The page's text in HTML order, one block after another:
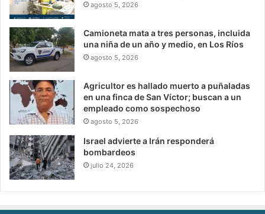
agosto 5, 2026
Camioneta mata a tres personas, incluida
una niña de un año y medio, en Los Ríos
agosto 5, 2026
Agricultor es hallado muerto a puñaladas
en una finca de San Víctor; buscan a un
empleado como sospechoso
agosto 5, 2026
Israel advierte a Irán responderá
bombardeos
julio 24, 2026